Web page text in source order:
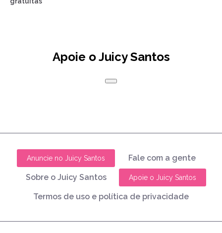
Apoie o Juicy Santos
Anuncie no Juicy Santos Fale com a gente
Sobre o Juicy Santos Apoie o Juicy Santos
Termos de uso e política de privacidade